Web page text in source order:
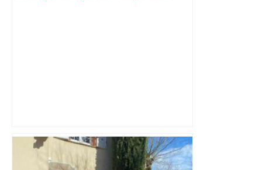
Le renouveau du musée des Augustins
de Toulouse – Le Figaro